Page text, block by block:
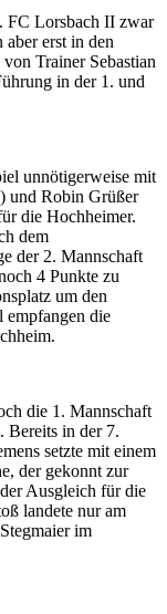
FC Lorsbach II zwar
erst in den
Trainer Sebastian
in der 1. und
unnötigerweise mit
und Robin Grüßer
die Hochheimer.
dem
der 2. Mannschaft
4 Punkte zu
um den
die
die 1. Mannschaft
Bereits in der 7.
setzte mit einem
der gekonnt zur
Ausgleich für die
landete nur am
im